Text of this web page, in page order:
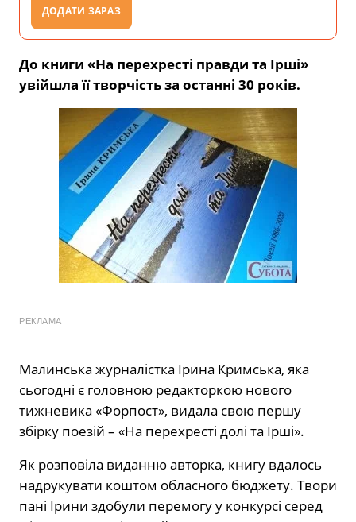
ДОДАТИ ЗАРАЗ
До книги «На перехресті правди та Ірші»
увійшла її творчість за останні 30 років.
РЕКЛАМА
Малинська журналістка Ірина Кримська, яка
сьогодні є головною редакторкою нового
тижневика «Форпост», видала свою першу
збірку поезій – «На перехресті долі та Ірші».
Як розповіла виданню авторка, книгу вдалось
надрукувати коштом обласного бюджету. Твори
пані Ірини здобули перемогу у конкурсі серед